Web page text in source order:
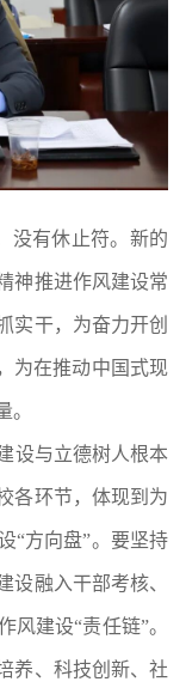
没有休止符。新的
神推进作风建设常
实干，为奋力开创
为在推动中国式现
。
设与立德树人根本
各环节，体现到为
“方向盘”。要坚持
设融入干部考核、
风建设“责任链”。
养、科技创新、社